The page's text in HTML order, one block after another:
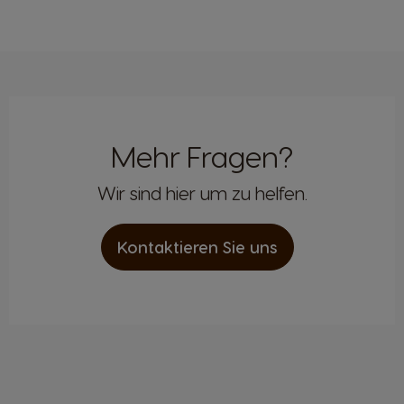
Mehr Fragen?
Wir sind hier um zu helfen.
Kontaktieren Sie uns